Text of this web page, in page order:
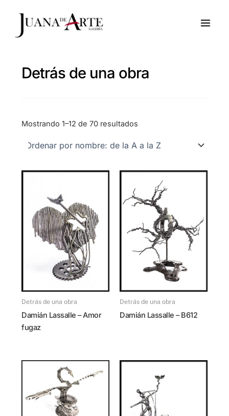
Detrás de una obra
Mostrando 1–12 de 70 resultados
Detrás de una obra
Damián Lassalle – Amor
fugaz
Detrás de una obra
Damián Lassalle – B612